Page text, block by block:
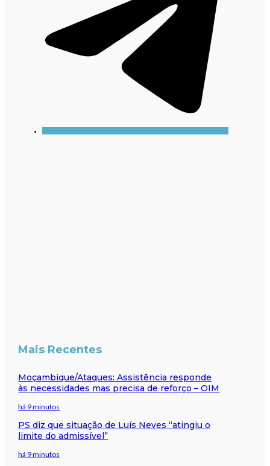
Mais Recentes
Moçambique/Ataques: Assistência responde
às necessidades mas precisa de reforço – OIM
há 9 minutos
PS diz que situação de Luís Neves “atingiu o
limite do admissível”
há 9 minutos